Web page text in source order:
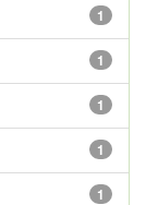
1
1
1
1
1